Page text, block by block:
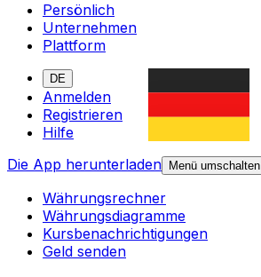
Persönlich
Unternehmen
Plattform
DE
Anmelden
Registrieren
Hilfe
Die App herunterladen
Menü umschalten
Währungsrechner
Währungsdiagramme
Kursbenachrichtigungen
Geld senden